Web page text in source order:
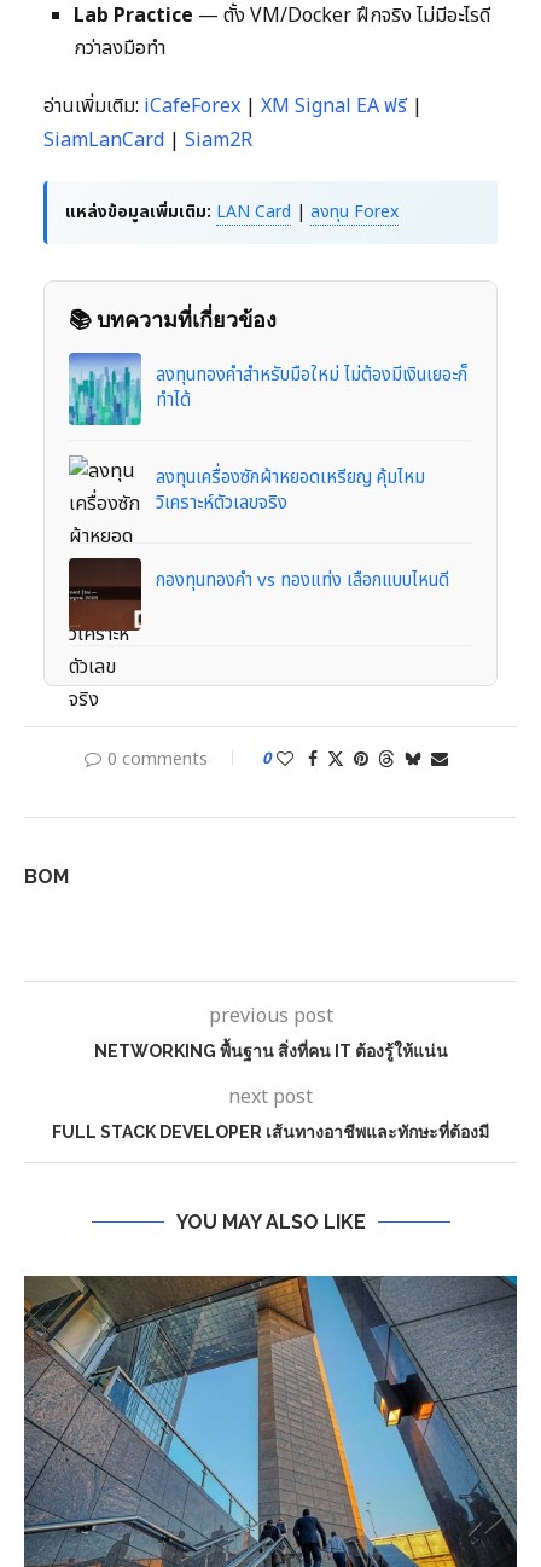
Lab Practice — ตั้ง VM/Docker ฝึกจริง ไม่มีอะไรดี
กว่าลงมือทำ
อ่านเพิ่มเติม: iCafeForex | XM Signal EA ฟรี|
SiamLanCard | Siam2R
แหล่งข้อมูลเพิ่มเติม: LAN Card | ลงทุน Forex
📚 บทความที่เกี่ยวข้อง
ลงทุนทองคำสำหรับมือใหม่ ไม่ต้องมีเงินเยอะก็
ทำได้
ลงทุนเครื่องซักผ้าหยอดเหรียญ คุ้มไหม
วิเคราะห์ตัวเลขจริง
กองทุนทองคำ vs ทองแท่ง เลือกแบบไหนดี
0 comments 0
BOM
previous post
NETWORKING พื้นฐาน สิ่งที่คน IT ต้องรู้ให้แน่น
next post
FULL STACK DEVELOPER เส้นทางอาชีพและทักษะที่ต้องมี
YOU MAY ALSO LIKE